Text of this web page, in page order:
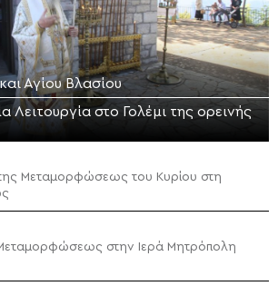
Αγίου Βλασίου
Λειτουργία στο Γολέμι της ορεινής
Μεταμορφώσεως του Κυρίου στη
στην Ιερά Μητρόπολη